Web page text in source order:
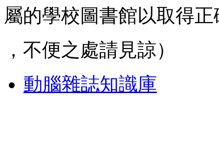
屬的學校圖書館以取得
，不便之處請見諒）
動腦雜誌知識庫